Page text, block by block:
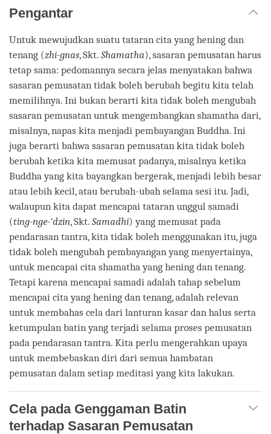
Pengantar
Untuk mewujudkan suatu tataran cita yang hening dan
tenang (zhi-gnas, Skt. Shamatha), sasaran pemusatan harus
tetap sama: pedomannya secara jelas menyatakan bahwa
sasaran pemusatan tidak boleh berubah begitu kita telah
memilihnya. Ini bukan berarti kita tidak boleh mengubah
sasaran pemusatan untuk mengembangkan shamatha dari,
misalnya, napas kita menjadi pembayangan Buddha. Ini
juga berarti bahwa sasaran pemusatan kita tidak boleh
berubah ketika kita memusat padanya, misalnya ketika
Buddha yang kita bayangkan bergerak, menjadi lebih besar
atau lebih kecil, atau berubah-ubah selama sesi itu. Jadi,
walaupun kita dapat mencapai tataran unggul samadi
(ting-nge-'dzin, Skt. Samadhi) yang memusat pada
pendarasan tantra, kita tidak boleh menggunakan itu, juga
tidak boleh mengubah pembayangan yang menyertainya,
untuk mencapai cita shamatha yang hening dan tenang.
Tetapi karena mencapai samadi adalah tahap sebelum
mencapai cita yang hening dan tenang, adalah relevan
untuk membahas cela dari lanturan kasar dan halus serta
ketumpulan batin yang terjadi selama proses pemusatan
pada pendarasan tantra. Kita perlu mengerahkan upaya
untuk membebaskan diri dari semua hambatan
pemusatan dalam setiap meditasi yang kita lakukan.
Cela pada Genggaman Batin
terhadap Sasaran Pemusatan